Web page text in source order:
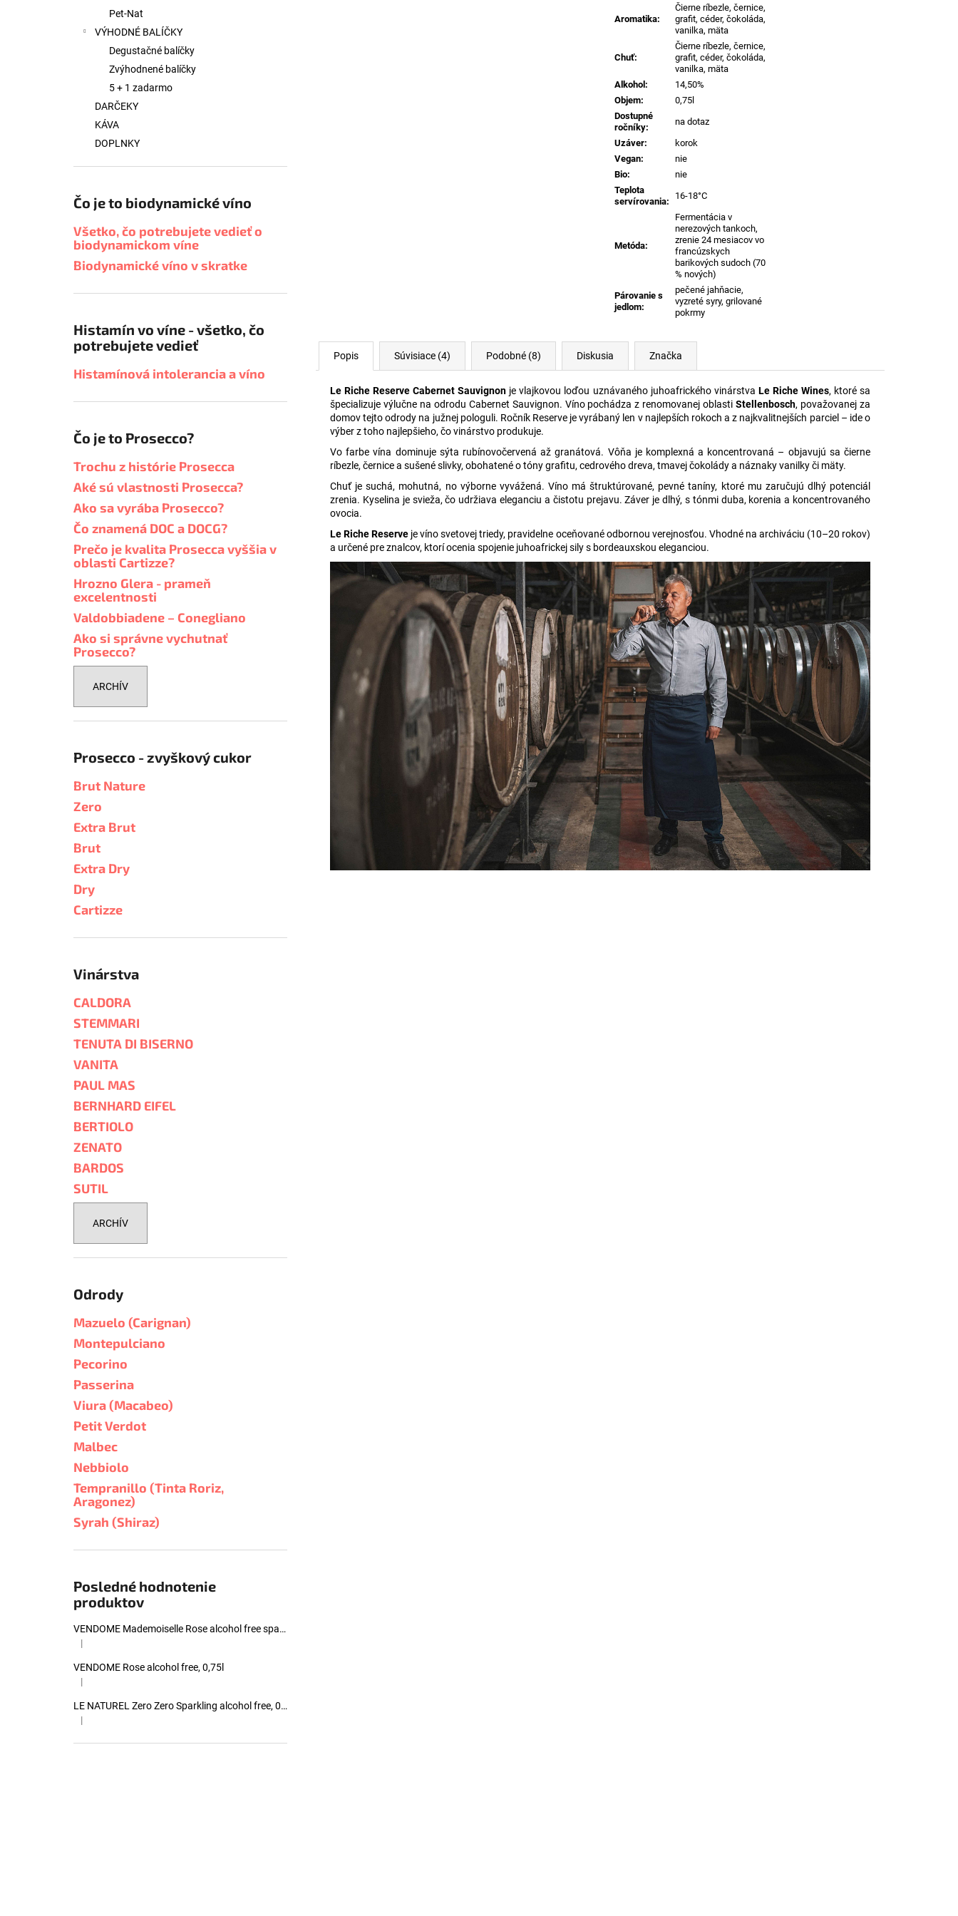
Pet-Nat
VÝHODNÉ BALÍČKY
Degustačné balíčky
Zvýhodnené balíčky
5 + 1 zadarmo
DARČEKY
KÁVA
DOPLNKY
Čo je to biodynamické víno
Všetko, čo potrebujete vedieť o
biodynamickom víne
Biodynamické víno v skratke
Histamín vo víne - všetko, čo
potrebujete vedieť
Histamínová intolerancia a víno
Čo je to Prosecco?
Trochu z histórie Prosecca
Aké sú vlastnosti Prosecca?
Ako sa vyrába Prosecco?
Čo znamená DOC a DOCG?
Prečo je kvalita Prosecca vyššia v
oblasti Cartizze?
Hrozno Glera - prameň
excelentnosti
Valdobbiadene – Conegliano
Ako si správne vychutnať
Prosecco?
ARCHÍV
Prosecco - zvyškový cukor
Brut Nature
Zero
Extra Brut
Brut
Extra Dry
Dry
Cartizze
Vinárstva
CALDORA
STEMMARI
TENUTA DI BISERNO
VANITA
PAUL MAS
BERNHARD EIFEL
BERTIOLO
ZENATO
BARDOS
SUTIL
ARCHÍV
Odrody
Mazuelo (Carignan)
Montepulciano
Pecorino
Passerina
Viura (Macabeo)
Petit Verdot
Malbec
Nebbiolo
Tempranillo (Tinta Roriz,
Aragonez)
Syrah (Shiraz)
Posledné hodnotenie
produktov
VENDOME Mademoiselle Rose alcohol free sparkling, 0,75l
Hodnotenie produktu je 4 z 5 hviezdičiek.
|
VENDOME Rose alcohol free, 0,75l
Hodnotenie produktu je 4 z 5 hviezdičiek.
|
LE NATUREL Zero Zero Sparkling alcohol free, 0,00%, 0,75l
Hodnotenie produktu je 4 z 5 hviezdičiek.
|
Aromatika:
Čierne ríbezle, černice,
grafit, céder, čokoláda,
vanilka, mäta
Chuť:
Čierne ríbezle, černice,
grafit, céder, čokoláda,
vanilka, mäta
Alkohol:
14,50%
Objem:
0,75l
Dostupné
ročníky:
na dotaz
Uzáver:
korok
Vegan:
nie
Bio:
nie
Teplota
servírovania:
16-18°C
Metóda:
Fermentácia v
nerezových tankoch,
zrenie 24 mesiacov vo
francúzskych
barikových sudoch (70
% nových)
Párovanie s
jedlom:
pečené jahňacie,
vyzreté syry, grilované
pokrmy
Popis Súvisiace (4) Podobné (8) Diskusia Značka
Le Riche Reserve Cabernet Sauvignon je vlajkovou loďou uznávaného juhoafrického vinárstva Le Riche Wines, ktoré sa
špecializuje výlučne na odrodu Cabernet Sauvignon. Víno pochádza z renomovanej oblastiStellenbosch, považovanej za
domov tejto odrody na južnej pologuli. Ročník Reserve je vyrábaný len v najlepších rokoch a z najkvalitnejších parciel – ide o
výber z toho najlepšieho, čo vinárstvo produkuje.
Vo farbe vína dominuje sýta rubínovočervená až granátová. Vôňa je komplexná a koncentrovaná – objavujú sa čierne
ríbezle, černice a sušené slivky, obohatené o tóny grafitu, cedrového dreva, tmavej čokolády a náznaky vanilky či mäty.
Chuť je suchá, mohutná, no výborne vyvážená. Víno má štruktúrované, pevné taníny, ktoré mu zaručujú dlhý potenciál
zrenia. Kyselina je svieža, čo udržiava eleganciu a čistotu prejavu. Záver je dlhý, s tónmi duba, korenia a koncentrovaného
ovocia.
Le Riche Reserve je víno svetovej triedy, pravidelne oceňované odbornou verejnosťou. Vhodné na archiváciu (10–20 rokov)
a určené pre znalcov, ktorí ocenia spojenie juhoafrickej sily s bordeauxskou eleganciou.